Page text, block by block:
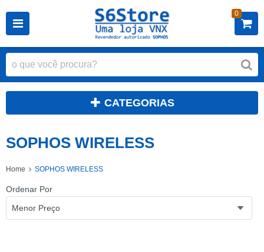
0
CATEGORIAS
SOPHOS WIRELESS
Home SOPHOS WIRELESS
Ordenar Por
Menor Preço